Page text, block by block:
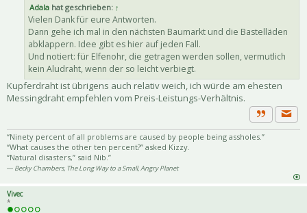
Adala hat geschrieben: ↑
Vielen Dank für eure Antworten.
Dann gehe ich mal in den nächsten Baumarkt und die Bastelläden
abklappern. Idee gibt es hier auf jeden Fall.
Und notiert: für Elfenohr, die getragen werden sollen, vermutlich
kein Aludraht, wenn der so leicht verbiegt.
Kupferdraht ist übrigens auch relativ weich, ich würde am ehesten
Messingdraht empfehlen vom Preis-Leistungs-Verhältnis.
Zitat
“Ninety percent of all problems are caused by people being assholes.”
“What causes the other ten percent?” asked Kizzy.
“Natural disasters,” said Nib.”
― Becky Chambers, The Long Way to a Small, Angry Planet
Vivec
*